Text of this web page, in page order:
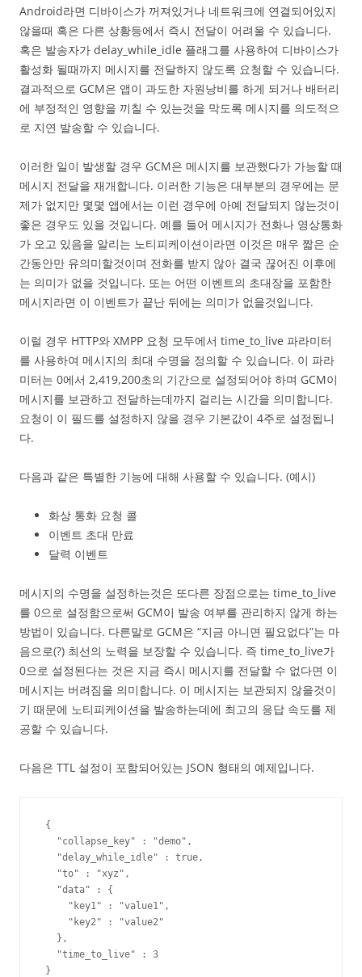
Android라면 디바이스가 꺼져있거나 네트워크에 연결되어있지
않을때 혹은 다른 상황등에서 즉시 전달이 어려울 수 있습니다.
혹은 발송자가 delay_while_idle 플래그를 사용하여 디바이스가
활성화 될때까지 메시지를 전달하지 않도록 요청할 수 있습니다.
결과적으로 GCM은 앱이 과도한 자원낭비를 하게 되거나 배터리
에 부정적인 영향을 끼칠 수 있는것을 막도록 메시지를 의도적으
로 지연 발송할 수 있습니다.
이러한 일이 발생할 경우 GCM은 메시지를 보관했다가 가능할 때
메시지 전달을 재개합니다. 이러한 기능은 대부분의 경우에는 문
제가 없지만 몇몇 앱에서는 이런 경우에 아예 전달되지 않는것이
좋은 경우도 있을 것입니다. 예를 들어 메시지가 전화나 영상통화
가 오고 있음을 알리는 노티피케이션이라면 이것은 매우 짧은 순
간동안만 유의미할것이며 전화를 받지 않아 결국 끊어진 이후에
는 의미가 없을 것입니다. 또는 어떤 이벤트의 초대장을 포함한
메시지라면 이 이벤트가 끝난 뒤에는 의미가 없을것입니다.
이럴 경우 HTTP와 XMPP 요청 모두에서 time_to_live 파라미터
를 사용하여 메시지의 최대 수명을 정의할 수 있습니다. 이 파라
미터는 0에서 2,419,200초의 기간으로 설정되어야 하며 GCM이
메시지를 보관하고 전달하는데까지 걸리는 시간을 의미합니다.
요청이 이 필드를 설정하지 않을 경우 기본값이 4주로 설정됩니
다.
다음과 같은 특별한 기능에 대해 사용할 수 있습니다. (예시)
화상 통화 요청 콜
이벤트 초대 만료
달력 이벤트
메시지의 수명을 설정하는것은 또다른 장점으로는 time_to_live
를 0으로 설정함으로써 GCM이 발송 여부를 관리하지 않게 하는
방법이 있습니다. 다른말로 GCM은 “지금 아니면 필요없다”는 마
음으로(?) 최선의 노력을 보장할 수 있습니다. 즉 time_to_live가
0으로 설정된다는 것은 지금 즉시 메시지를 전달할 수 없다면 이
메시지는 버려짐을 의미합니다. 이 메시지는 보관되지 않을것이
기 때문에 노티피케이션을 발송하는데에 최고의 응답 속도를 제
공할 수 있습니다.
다음은 TTL 설정이 포함되어있는 JSON 형태의 예제입니다.
{
   "collapse_key" : "demo",
   "delay_while_idle" : true,
   "to" : "xyz",
   "data" : {
     "key1" : "value1",
     "key2" : "value2"
   },
   "time_to_live" : 3
}